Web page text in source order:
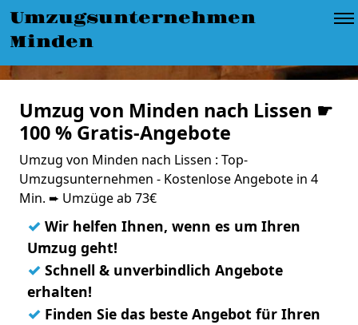
Umzugsunternehmen
Minden
Umzug von Minden nach Lissen ☛
100 % Gratis-Angebote
Umzug von Minden nach Lissen : Top-
Umzugsunternehmen - Kostenlose Angebote in 4
Min. ➨ Umzüge ab 73€
✓ Wir helfen Ihnen, wenn es um Ihren
Umzug geht!
✓ Schnell & unverbindlich Angebote
erhalten!
✓ Finden Sie das beste Angebot für Ihren